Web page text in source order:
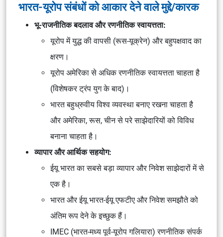
भारत-यूरोप संबंधों को आकार देने वाले मुद्दे/कारक
भू-राजनीतिक बदलाव और रणनीतिक स्वायत्तता:
यूरोप में युद्ध की वापसी (रूस-यूक्रेन) और बहुपक्षवाद का
क्षरण।
यूरोप अमेरिका से अधिक रणनीतिक स्वायत्तता चाहता है
(विशेषकर ट्रंप युग के बाद)।
भारत बहुध्रुवीय विश्व व्यवस्था बनाए रखना चाहता है
और अमेरिका, रूस, चीन से परे साझेदारियों को विविध
बनाना चाहता है।
व्यापार और आर्थिक सहयोग:
ईयू भारत का सबसे बड़ा व्यापार और निवेश साझेदारों में से
एक है।
भारत और ईयू भारत-ईयू एफटीए और निवेश समझौते को
अंतिम रूप देने के इच्छुक हैं।
IMEC (भारत-मध्य पूर्व-यूरोप गलियारा) रणनीतिक संपर्क